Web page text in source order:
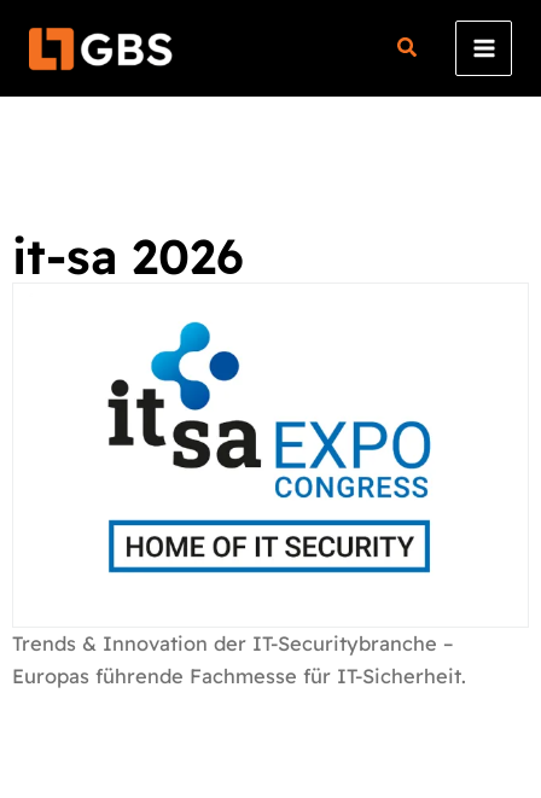
Inhalt
it-sa 2026
Trends & Innovation der IT-Securitybranche –
Europas führende Fachmesse für IT-Sicherheit.